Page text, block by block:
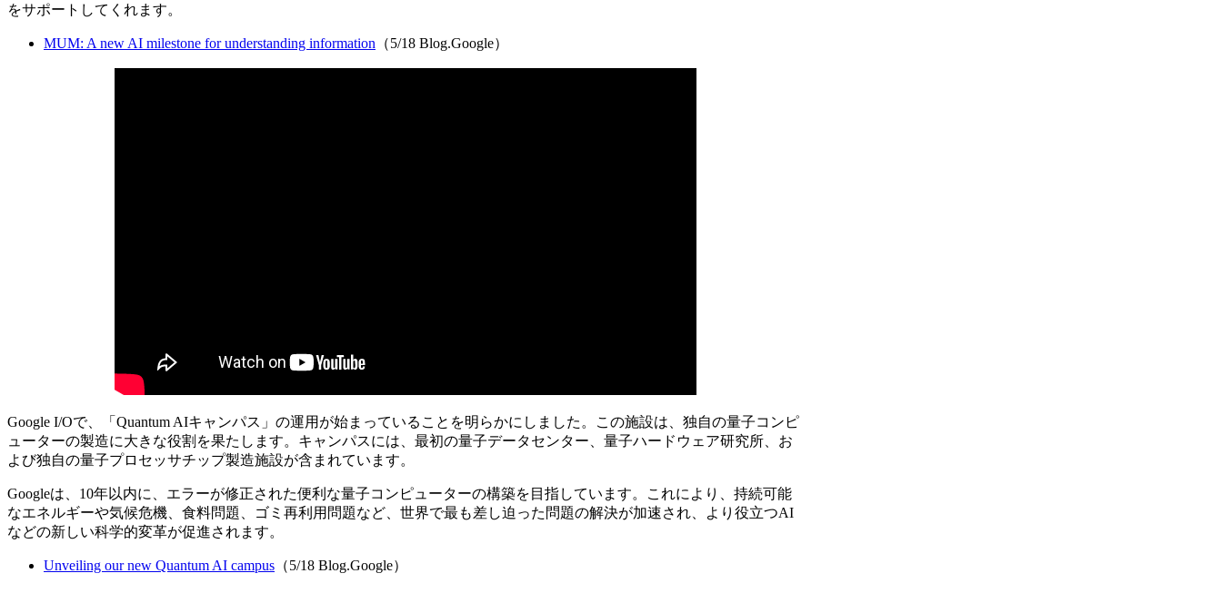
をサポートしてくれます。
MUM: A new AI milestone for understanding information （5/18 Blog.Google）
Google I/Oで、「Quantum AIキャンパス」の運用が始まっていることを明らかにしました。この施設は、独自の量子コンピ
ューターの製造に大きな役割を果たします。キャンパスには、最初の量子データセンター、量子ハードウェア研究所、お
よび独自の量子プロセッサチップ製造施設が含まれています。
Googleは、10年以内に、エラーが修正された便利な量子コンピューターの構築を目指しています。これにより、持続可能
なエネルギーや気候危機、食料問題、ゴミ再利用問題など、世界で最も差し迫った問題の解決が加速され、より役立つAI
などの新しい科学的変革が促進されます。
Unveiling our new Quantum AI campus （5/18 Blog.Google）